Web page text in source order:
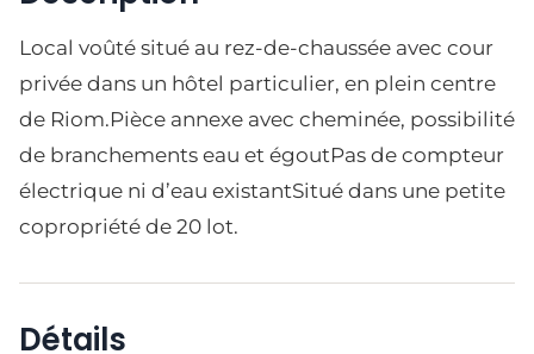
Local voûté situé au rez-de-chaussée avec cour
privée dans un hôtel particulier, en plein centre
de Riom.Pièce annexe avec cheminée, possibilité
de branchements eau et égoutPas de compteur
électrique ni d’eau existantSitué dans une petite
copropriété de 20 lot.
Détails